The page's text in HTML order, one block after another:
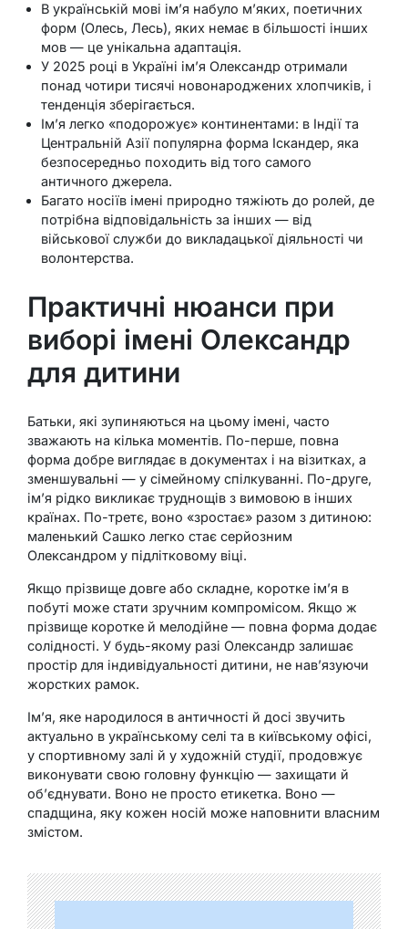
В українській мові ім’я набуло м’яких, поетичних
форм (Олесь, Лесь), яких немає в більшості інших
мов — це унікальна адаптація.
У 2025 році в Україні ім’я Олександр отримали
понад чотири тисячі новонароджених хлопчиків, і
тенденція зберігається.
Ім’я легко «подорожує» континентами: в Індії та
Центральній Азії популярна форма Іскандер, яка
безпосередньо походить від того самого
античного джерела.
Багато носіїв імені природно тяжіють до ролей, де
потрібна відповідальність за інших — від
військової служби до викладацької діяльності чи
волонтерства.
Практичні нюанси при
виборі імені Олександр
для дитини
Батьки, які зупиняються на цьому імені, часто
зважають на кілька моментів. По-перше, повна
форма добре виглядає в документах і на візитках, а
зменшувальні — у сімейному спілкуванні. По-друге,
ім’я рідко викликає труднощів з вимовою в інших
країнах. По-третє, воно «зростає» разом з дитиною:
маленький Сашко легко стає серйозним
Олександром у підлітковому віці.
Якщо прізвище довге або складне, коротке ім’я в
побуті може стати зручним компромісом. Якщо ж
прізвище коротке й мелодійне — повна форма додає
солідності. У будь-якому разі Олександр залишає
простір для індивідуальності дитини, не нав’язуючи
жорстких рамок.
Ім’я, яке народилося в античності й досі звучить
актуально в українському селі та в київському офісі,
у спортивному залі й у художній студії, продовжує
виконувати свою головну функцію — захищати й
об’єднувати. Воно не просто етикетка. Воно —
спадщина, яку кожен носій може наповнити власним
змістом.